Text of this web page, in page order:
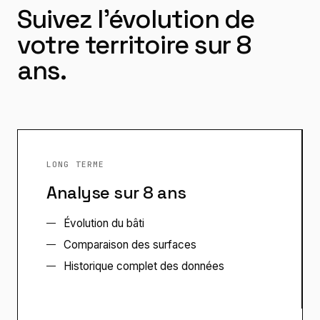
Suivez l'évolution de
votre territoire sur 8
ans.
LONG TERME
Analyse sur 8 ans
Évolution du bâti
Comparaison des surfaces
Historique complet des données